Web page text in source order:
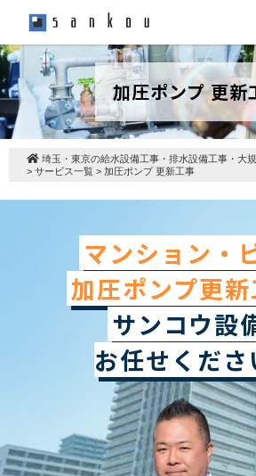
加圧ポンプ 更新
埼玉・東京の給水設備工事・排水設備工事・大
> サービス一覧 > 加圧ポンプ 更新工事
マンション・
加圧ポンプ更
サンコウ設
お任せくださ